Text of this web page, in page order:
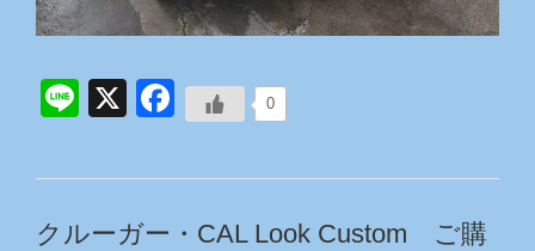
0
Line
X Facebook
クルーガー・CAL Look Custom ご購